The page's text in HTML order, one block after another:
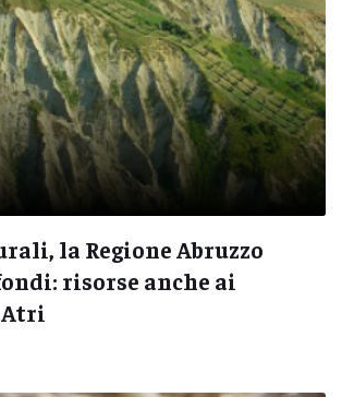
la Regione Abruzzo
risorse anche ai
Atri